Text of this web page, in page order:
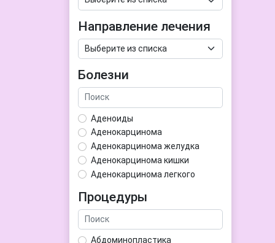
Направление лечения
Болезни
Аденоиды
Аденокарцинома
Аденокарцинома желудка
Аденокарцинома кишки
Аденокарцинома легкого
Аденома гипофиза
Аденома простаты
Аденома щитовидной железы
Процедуры
Абдоминопластика